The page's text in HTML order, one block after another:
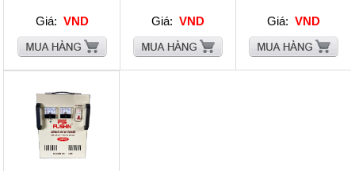
Giá: VND Giá: VND Giá: VND